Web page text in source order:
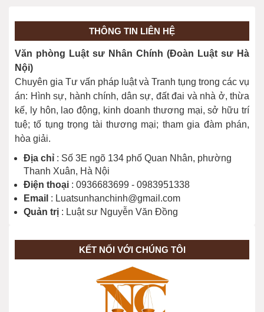
Người thứ ba ngay tình được bảo vệ
quyền lợi ra sao khi giao dịch dân sự
vô hiệu?
Tranh chấp quyền sở hữu trí tuệ
Những sự kiện nào được xem là sự
kiện bất khả kháng?
Nếu rút đơn khởi kiện thì vụ án sẽ
được giải quyết ra sao?
THÔNG TIN LIÊN HỆ
Văn phòng Luật sư Nhân Chính (Đoàn Luật sư Hà
Nội)
Chuyên gia Tư vấn pháp luật và Tranh tụng trong các vụ
án: Hình sự, hành chính, dân sự, đất đai và nhà ở, thừa
kế, ly hôn, lao động, kinh doanh thương mại, sở hữu trí
tuệ; tố tụng trọng tài thương mại; tham gia đàm phán,
hòa giải.
Địa chỉ : Số 3E ngõ 134 phố Quan Nhân, phường
Thanh Xuân, Hà Nội
Điện thoại : 0936683699 - 0983951338
Email : Luatsunhanchinh@gmail.com
Quản trị : Luật sư Nguyễn Văn Đồng
KẾT NỐI VỚI CHÚNG TÔI